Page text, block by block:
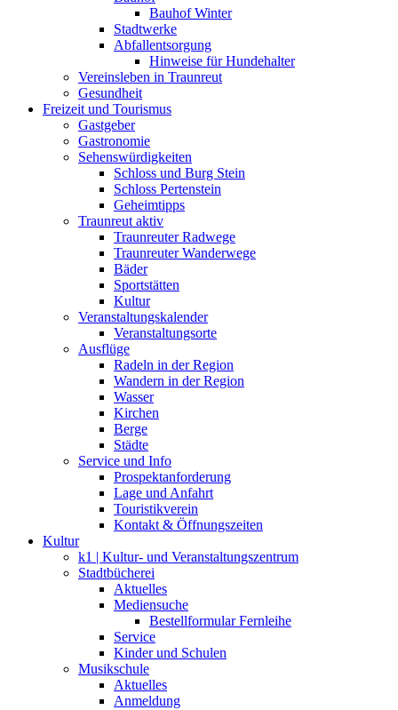
Bauhof Winter
Stadtwerke
Abfallentsorgung
Hinweise für Hundehalter
Vereinsleben in Traunreut
Gesundheit
Freizeit und Tourismus
Gastgeber
Gastronomie
Sehenswürdigkeiten
Schloss und Burg Stein
Schloss Pertenstein
Geheimtipps
Traunreut aktiv
Traunreuter Radwege
Traunreuter Wanderwege
Bäder
Sportstätten
Kultur
Veranstaltungskalender
Veranstaltungsorte
Ausflüge
Radeln in der Region
Wandern in der Region
Wasser
Kirchen
Berge
Städte
Service und Info
Prospektanforderung
Lage und Anfahrt
Touristikverein
Kontakt & Öffnungszeiten
Kultur
k1 | Kultur- und Veranstaltungszentrum
Stadtbücherei
Aktuelles
Mediensuche
Bestellformular Fernleihe
Service
Kinder und Schulen
Musikschule
Aktuelles
Anmeldung